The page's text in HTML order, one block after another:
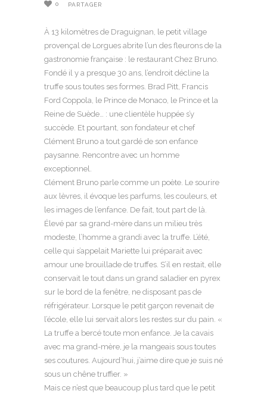
0 PARTAGER
À 13 kilomètres de Draguignan, le petit village
provençal de Lorgues abrite l’un des fleurons de la
gastronomie française : le restaurant Chez Bruno.
Fondé il y a presque 30 ans, l’endroit décline la
truffe sous toutes ses formes. Brad Pitt, Francis
Ford Coppola, le Prince de Monaco, le Prince et la
Reine de Suède… : une clientèle huppée s’y
succède. Et pourtant, son fondateur et chef
Clément Bruno a tout gardé de son enfance
paysanne. Rencontre avec un homme
exceptionnel.
Clément Bruno parle comme un poète. Le sourire
aux lèvres, il évoque les parfums, les couleurs, et
les images de l’enfance. De fait, tout part de là.
Élevé par sa grand-mère dans un milieu très
modeste, l’homme a grandi avec la truffe. L’été,
celle qui s’appelait Mariette lui préparait avec
amour une brouillade de truffes. S’il en restait, elle
conservait le tout dans un grand saladier en pyrex
sur le bord de la fenêtre, ne disposant pas de
réfrigérateur. Lorsque le petit garçon revenait de
l’école, elle lui servait alors les restes sur du pain. «
La truffe a bercé toute mon enfance. Je la cavais
avec ma grand-mère, je la mangeais sous toutes
ses coutures. Aujourd’hui, j’aime dire que je suis né
sous un chêne truffier. »
Mais ce n’est que beaucoup plus tard que le petit